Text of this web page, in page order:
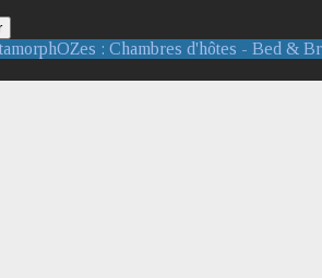
: Chambres d'hôtes - Bed &